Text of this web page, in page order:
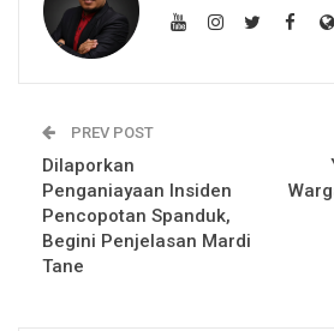
PREV POST
Dilaporkan
Penganiayaan Insiden
Pencopotan Spanduk,
Begini Penjelasan Mardi
Tane